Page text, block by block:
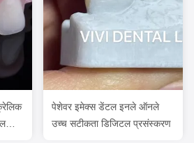
पेशेवर इमेक्स डेंटल इनले ऑनले
उच्च सटीकता डिजिटल प्रसंस्करण